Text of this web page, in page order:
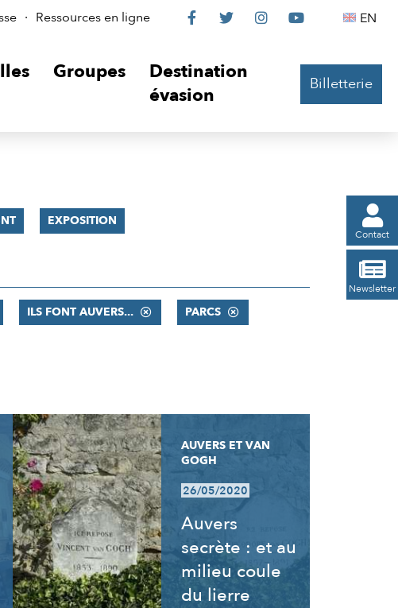
Ressources en ligne
Le
sur

Le

Le

Le
 EN
Groupes
Destination
évasion
Billetterie

Contact

Newsletter
EXPOSITION
ILS FONT AUVERS... PARCS
AUVERS ET VAN
GOGH
26/05/2020
Auvers
secrète : et au
milieu coule
du lierre